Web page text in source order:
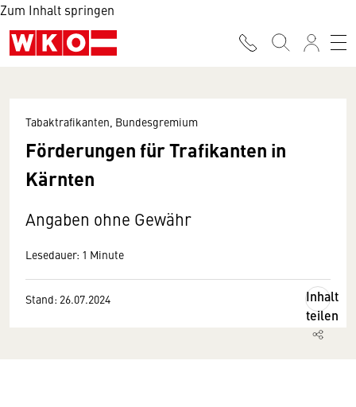
Zum Inhalt springen
Tabaktrafikanten, Bundesgremium
Förderungen für Trafikanten in
Kärnten
Angaben ohne Gewähr
Lesedauer: 1 Minute
Stand: 26.07.2024
Inhalt
teilen